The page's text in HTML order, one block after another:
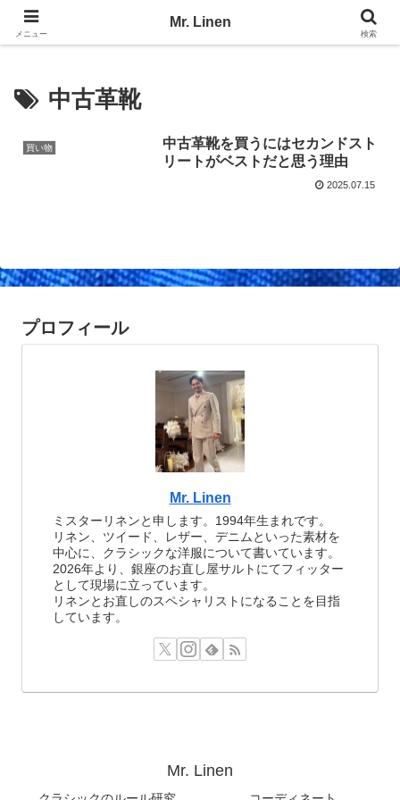
No Linen, No Life
中古革靴
買い物
中古革靴を買うにはセカンドスト
リートがベストだと思う理由
2025.07.15
プロフィール
Mr. Linen
ミスターリネンと申します。1994年生まれです。
リネン、ツイード、レザー、デニムといった素材を
中心に、クラシックな洋服について書いています。
2026年より、銀座のお直し屋サルトにてフィッター
として現場に立っています。
リネンとお直しのスペシャリストになることを目指
しています。
Mr. Linen
メニュー
Mr. Linen
検索